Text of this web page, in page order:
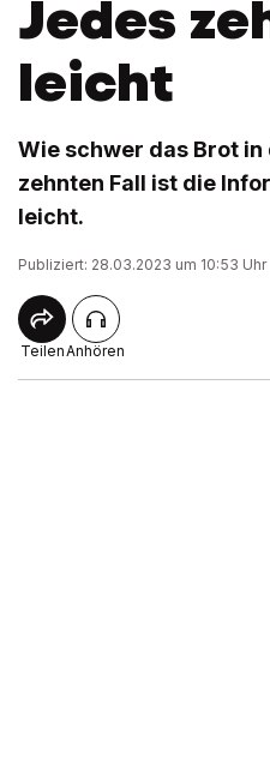
Jedes
leicht
Wie schwer das Brot
zehnten Fall ist die
leicht.
Publiziert: 28.03.2023 um 10:53 Uhr
TeilenAnhören